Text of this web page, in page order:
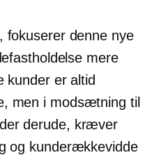
denne nye
mere
kunder er altid
men i modsætning til
derude, kræver
og kunderækkevidde